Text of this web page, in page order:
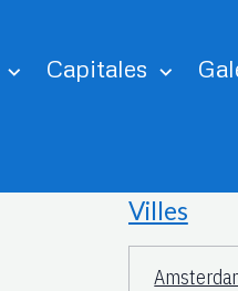
Capitales
Villes